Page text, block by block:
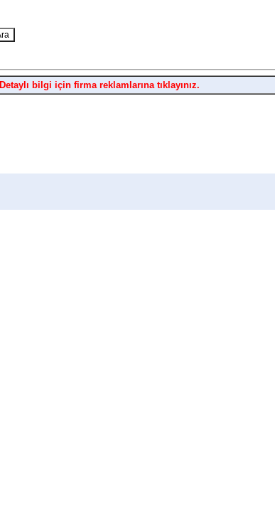
Detaylı bilgi için firma reklamlarına tıklayınız.